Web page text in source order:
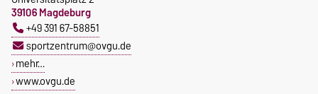
39106 Magdeburg
+49 391 67-58851
sportzentrum@ovgu.de
mehr…
www.ovgu.de